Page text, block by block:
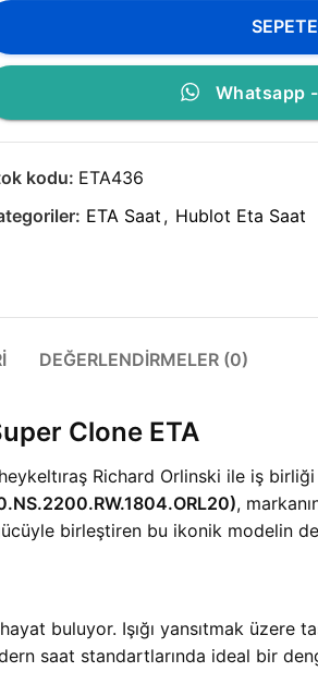
Whatsapp
kodu: ETA436
ETA Saat , Hublot Eta Saat
DEĞERLENDIRMELER (0)
Clone ETA
Richard Orlinski ile iş
,
birleştiren bu ikonik modelin
buluyor. Işığı yansıtmak
saat standartlarında ideal bir